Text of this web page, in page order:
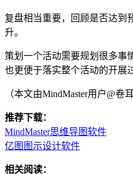
复盘相当重要，回顾是否达到
升。
策划一个活动需要规划很多事
也更便于落实整个活动的开展
（本文由MindMaster用户@
推荐下载：
MindMaster思维导图软件
亿图图示设计软件
相关阅读：